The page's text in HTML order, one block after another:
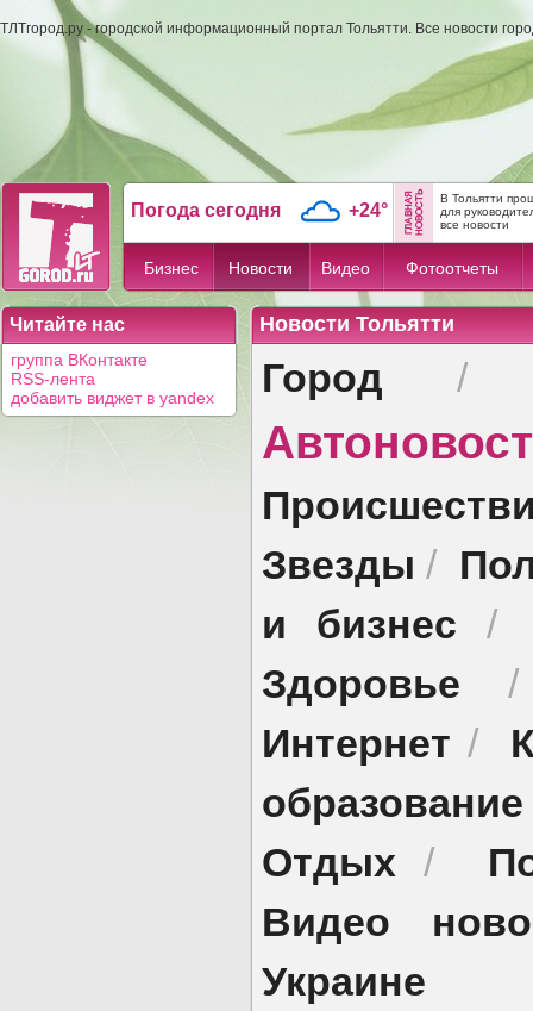
ТЛТгород.ру - городской информационный портал Тольятти. Все новости
Погода сегодня +24°
В Тольятти
для
все новости
Бизнес Новости Видео Фотоотчеты
Читайте нас
группа ВКонтакте
RSS-лента
добавить виджет в yandex
Новости Тольятти
Город
Звезды /
и бизнес /
Здоровье
Интернет /
образование
Отдых /
Видео
Украине